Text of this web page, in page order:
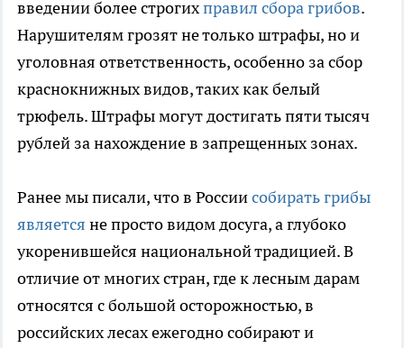
введении более строгихправил сбора грибов.
Нарушителям грозят не только штрафы, но и
уголовная ответственность, особенно за сбор
краснокнижных видов, таких как белый
трюфель. Штрафы могут достигать пяти тысяч
рублей за нахождение в запрещенных зонах.
Ранее мы писали, что в Россиисобирать грибы
является не просто видом досуга, а глубоко
укоренившейся национальной традицией. В
отличие от многих стран, где к лесным дарам
относятся с большой осторожностью, в
российских лесах ежегодно собирают и